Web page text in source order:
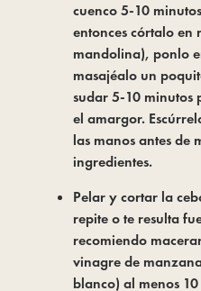
cuenco 5-10
entonces córtalo en
mandolina), ponlo
masajéalo un
sudar 5-10 minutos
el amargor.
las manos antes de
ingredientes.
Pelar y cortar la
repite o te resulta
recomiendo
vinagre de
blanco) al menos